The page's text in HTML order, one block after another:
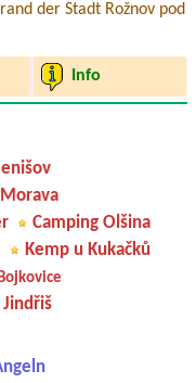
der Stadt Rožnov pod
Info
Camping Olšina
Kemp u Kukačků